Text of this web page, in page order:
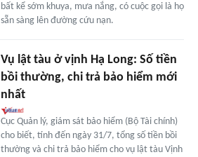
bất kể sớm khuya, mưa nắng, có cuộc gọi là họ
sẵn sàng lên đường cứu nạn.
Vụ lật tàu ở vịnh Hạ Long: Số tiền
bồi thường, chi trả bảo hiểm mới
nhất
Cục Quản lý, giám sát bảo hiểm (Bộ Tài chính)
cho biết, tính đến ngày 31/7, tổng số tiền bồi
thường và chi trả bảo hiểm cho vụ lật tàu Vịnh